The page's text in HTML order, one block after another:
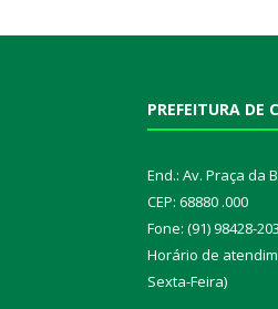
PREFEITURA DE
End.: Av. Praça da
CEP: 68880 .000
Fone: (91) 98428-
Horário de
Sexta-Feira)